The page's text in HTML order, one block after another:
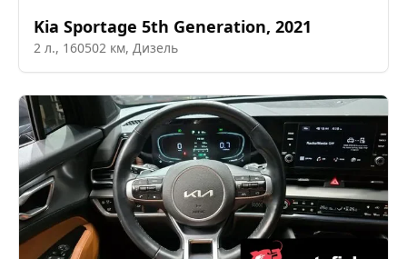
Kia Sportage 5th Generation, 2021
2 л., 160502 км, Дизель